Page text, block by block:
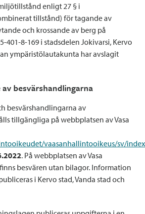
enligt 27 § i
tillstånd) för tagande av
och krossande av berg på
401-8-169 i stadsdelen Jokivarsi, Kervo
ympäristölautakunta har avslagit
besvärshandlingarna
besvärshandlingarna av
tillgängliga på webbplatsen av Vasa
vaasanhallintooikeus/sv/
. På webbplatsen av Vasa
besvären utan bilagor. Information
i Kervo stad, Vanda stad och